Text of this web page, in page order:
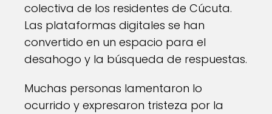
colectiva de los residentes de Cúcuta.
Las plataformas digitales se han
convertido en un espacio para el
desahogo y la búsqueda de respuestas.
Muchas personas lamentaron lo
ocurrido y expresaron tristeza por la